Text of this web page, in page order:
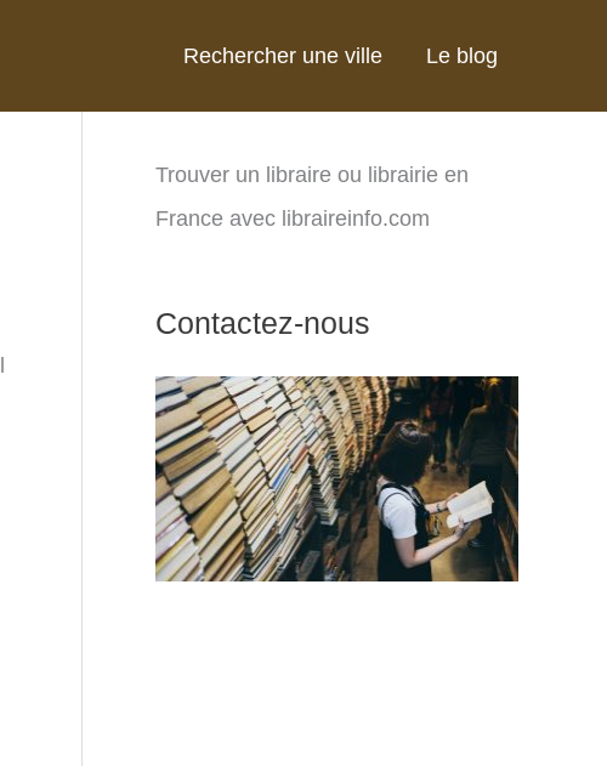
Rechercher une ville Le blog
Trouver un libraire ou librairie en
France avec libraireinfo.com
Contactez-nous